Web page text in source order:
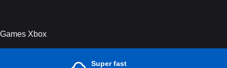
Games Xbox
Super fast